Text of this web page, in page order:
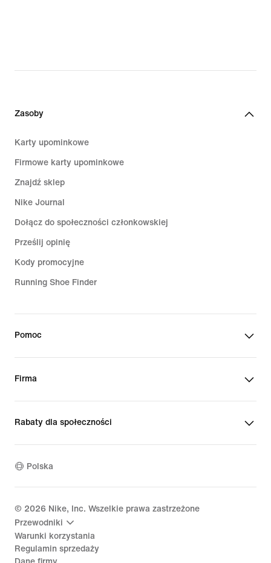
Zasoby
Karty upominkowe
Firmowe karty upominkowe
Znajdź sklep
Nike Journal
Dołącz do społeczności członkowskiej
Prześlij opinię
Kody promocyjne
Running Shoe Finder
Pomoc
Firma
Rabaty dla społeczności
Polska
© 2026 Nike, Inc. Wszelkie prawa zastrzeżone
Przewodniki
Warunki korzystania
Regulamin sprzedaży